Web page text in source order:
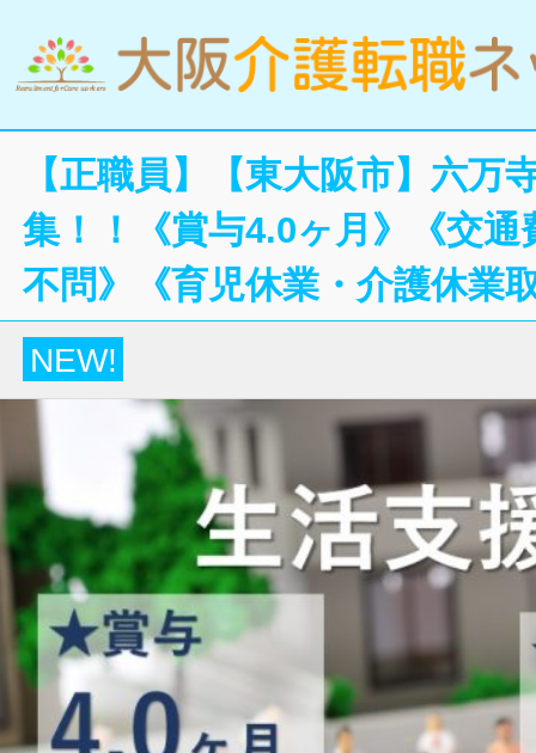
【正職員】【東大阪市】六万
集！！《賞与4.0ヶ月》《交
不問》《育児休業・介護休業
NEW!